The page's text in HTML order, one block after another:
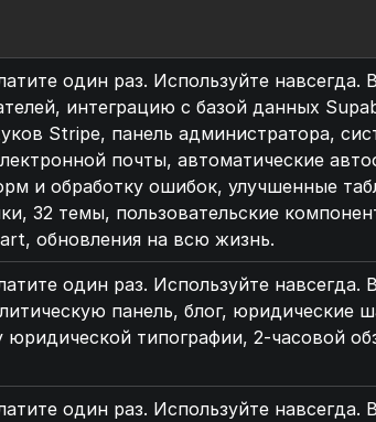
один раз. Используйте навсегда.
интеграцию с базой данных
Stripe, панель администратора,
почты, автоматические
и обработку ошибок, улучшенные
32 темы, пользовательские
обновления на всю жизнь.
один раз. Используйте навсегда.
панель, блог, юридические
типографии, 2-часовой
один раз. Используйте навсегда.